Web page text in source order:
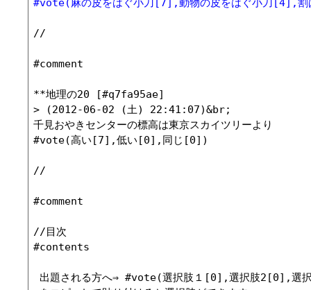
//
#comment
**地理の20 [#q7fa95ae]
> (2012-06-02 (土) 22:41:07)&br;
千見おやきセンターの標高は東京スカイツリーより
#vote(高い[7],低い[0],同じ[0])
//
#comment
//目次
#contents
出題される方へ⇒ #vote(選択肢１[0],選択肢2[0],選